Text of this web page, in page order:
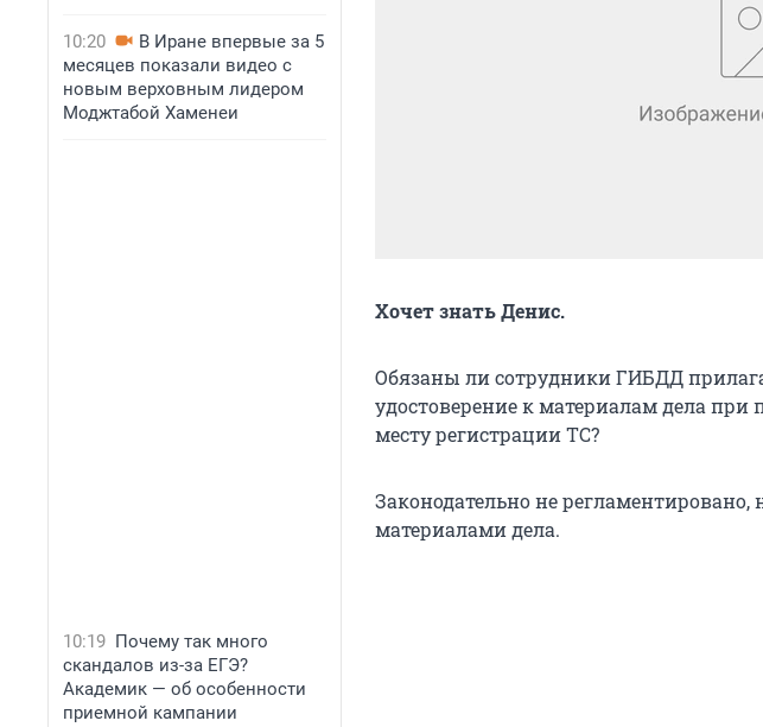
10:20
В Иране впервые за 5
месяцев показали видео с
новым верховным лидером
Моджтабой Хаменеи
10:19 Почему так много
скандалов из-за ЕГЭ?
Академик — об особенности
приемной кампании
Хочет знать Денис.
Обязаны ли сотрудники ГИБДД
удостоверение к материалам дела при
месту регистрации ТС?
Законодательно не
материалами дела.